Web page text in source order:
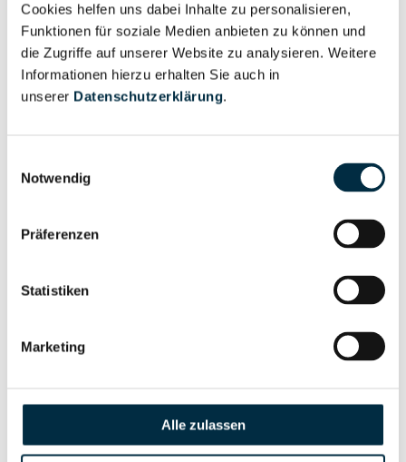
Cookies helfen uns dabei Inhalte zu personalisieren,
Funktionen für soziale Medien anbieten zu können und
die Zugriffe auf unserer Website zu analysieren. Weitere
Informationen hierzu erhalten Sie auch in
unserer Datenschutzerklärung.
Notwendig
Präferenzen
Statistiken
Marketing
Alle zulassen
Eigentums- und Kontrollstruktur
Unternehmensnetzwerk
Unternehmensprofil
Berechtigten Pfad
Unternehmensprofil
Risikoinformationen